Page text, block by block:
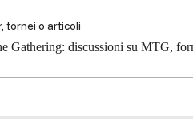
discussioni su MTG,